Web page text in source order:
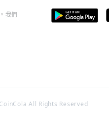
我們
CoinCola All Rights Reserved